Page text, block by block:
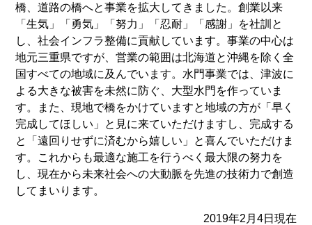
橋、道路の橋へと事業を拡大してきました。創業以来
「生気」「勇気」「努力」「忍耐」「感謝」を社訓と
し、社会インフラ整備に貢献しています。事業の中心は
地元三重県ですが、営業の範囲は北海道と沖縄を除く全
国すべての地域に及んでいます。水門事業では、津波に
よる大きな被害を未然に防ぐ、大型水門を作っていま
す。また、現地で橋をかけていますと地域の方が「早く
完成してほしい」と見に来ていただけますし、完成する
と「遠回りせずに済むから嬉しい」と喜んでいただけま
す。これからも最適な施工を行うべく最大限の努力を
し、現在から未来社会への大動脈を先進の技術力で創造
してまいります。
2019年2月4日現在